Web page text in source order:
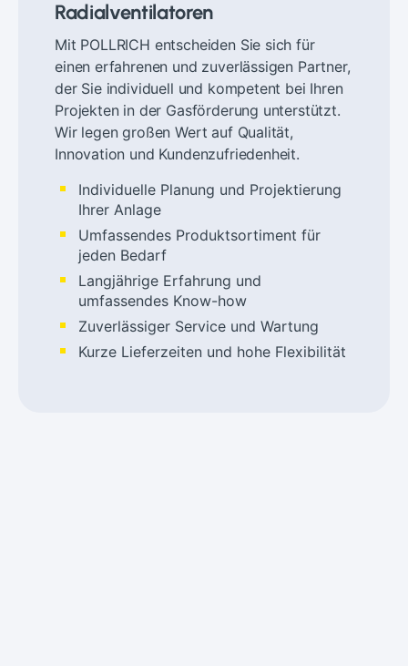
Radialventilatoren
Mit POLLRICH entscheiden Sie sich für
einen erfahrenen und zuverlässigen Partner,
der Sie individuell und kompetent bei Ihren
Projekten in der Gasförderung unterstützt.
Wir legen großen Wert auf Qualität,
Innovation und Kundenzufriedenheit.
Individuelle Planung und Projektierung
Ihrer Anlage
Umfassendes Produktsortiment für
jeden Bedarf
Langjährige Erfahrung und
umfassendes Know-how
Zuverlässiger Service und Wartung
Kurze Lieferzeiten und hohe Flexibilität